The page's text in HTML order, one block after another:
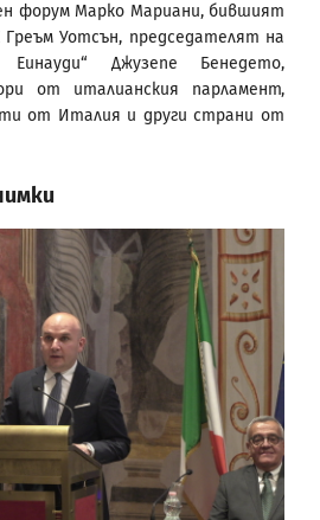
форум Марко Мариани, бившият
Греъм Уотсън, председателят на
Джузепе Бенедето,
от италианския парламент,
от Италия и други страни от